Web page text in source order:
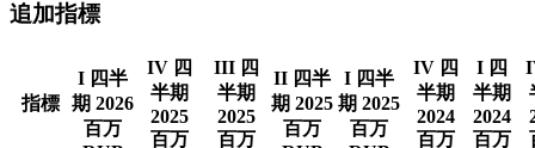
追加指標
指標
I 四半
期 2026
百万
IV 四
半期
2025
百万
III 四
半期
2025
百万
II 四半
期 2025
百万
I 四半
期 2025
百万
IV 四
半期
2024
百万
I 四
半期
2024
百万